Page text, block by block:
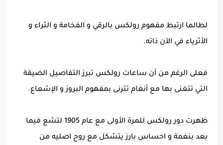
لطالما ارتبط مفهوم رولكس بالرقي و الفخامة و الثراء و
الأثرياء في الآن ذاته.
فعلى الرغم من أن ساعات رولكس تبرز التفاصيل الضيقة
التي تتغنى بها مع أنغام تترنى بمفهوم البروز و الإشعاع.
ظهرت دور رولكس للمرة الأولى مع عام 1905 لتشع فيما
بعد بنغمة و احساس بارز يتشكل مع روح اصليه من